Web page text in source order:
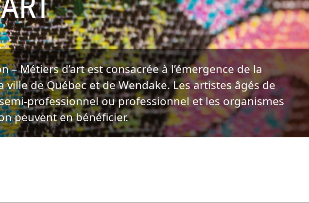
– Métiers d’art est consacrée à l’émergence de la
ville de Québec et de Wendake. Les artistes âgés de
professionnel ou professionnel et les organismes
peuvent en bénéficier.